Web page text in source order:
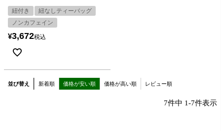
紐付き
紐なしティーバッグ
ノンカフェイン
¥3,672税込
並び替え 新着順 価格が安い順 価格が高い順 レビュー順
7件中 1-7件表示